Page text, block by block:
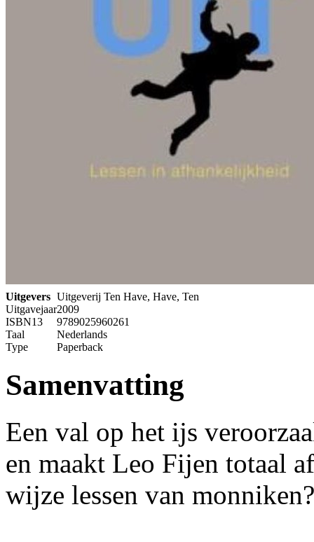
Uitgevers Uitgeverij Ten Have, Have, Ten
Uitgavejaar2009
ISBN13
9789025960261
Taal
Nederlands
Type
Paperback
Samenvatting
Een val op het ijs
en maakt Leo Fijen totaal
wijze lessen van monniken?